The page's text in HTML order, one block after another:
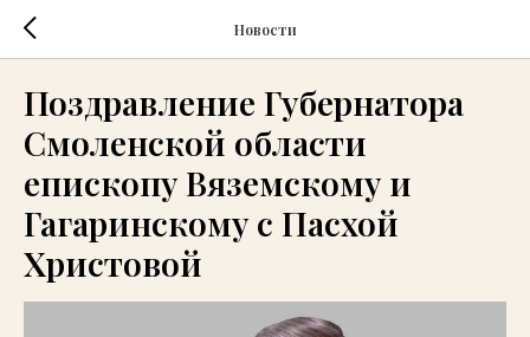
Новости
Поздравление Губернатора
Смоленской области
епископу Вяземскому и
Гагаринскому с Пасхой
Христовой